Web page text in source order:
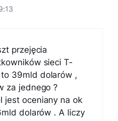
przejęcia
sieci T-
39mld dolarów ,
za jednego ?
jest oceniany na ok
dolarów . A liczy